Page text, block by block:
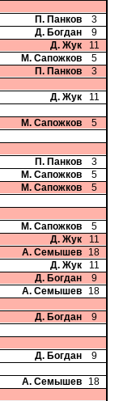
П. Панков
3
Д. Богдан
9
Д. Жук
11
М. Сапожков
5
П. Панков
3
Д. Жук
11
М. Сапожков
5
П. Панков
3
М. Сапожков
5
М. Сапожков
5
М. Сапожков
5
Д. Жук
11
А. Семышев
18
Д. Жук
11
Д. Богдан
9
А. Семышев
18
Д. Богдан
9
Д. Богдан
9
А. Семышев
18